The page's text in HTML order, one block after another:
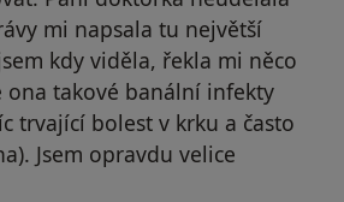
mi napsala tu největší
kdy viděla, řekla mi něco
ona takové banální infekty
trvající bolest v krku a často
Jsem opravdu velice